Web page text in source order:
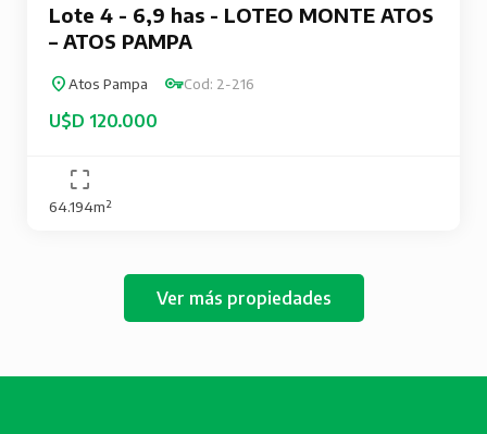
Lote 4 - 6,9 has - LOTEO MONTE ATOS
– ATOS PAMPA
Atos Pampa Cod: 2-216
U$D 120.000
64.194m²
Ver más propiedades